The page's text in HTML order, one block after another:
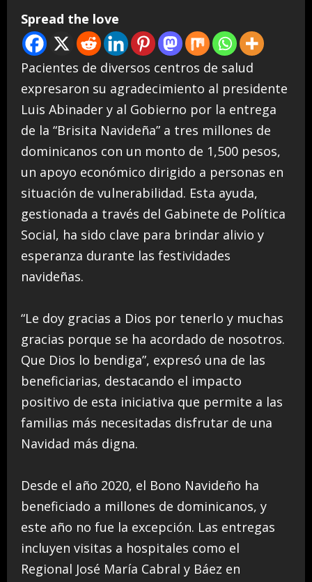
Spread the love
Pacientes de diversos centros de salud
expresaron su agradecimiento al presidente
Luis Abinader y al Gobierno por la entrega
de la “Brisita Navideña” a tres millones de
dominicanos con un monto de 1,500 pesos,
un apoyo económico dirigido a personas en
situación de vulnerabilidad. Esta ayuda,
gestionada a través del Gabinete de Política
Social, ha sido clave para brindar alivio y
esperanza durante las festividades
navideñas.
“Le doy gracias a Dios por tenerlo y muchas
gracias porque se ha acordado de nosotros.
Que Dios lo bendiga”, expresó una de las
beneficiarias, destacando el impacto
positivo de esta iniciativa que permite a las
familias más necesitadas disfrutar de una
Navidad más digna.
Desde el año 2020, el Bono Navideño ha
beneficiado a millones de dominicanos, y
este año no fue la excepción. Las entregas
incluyen visitas a hospitales como el
Regional José María Cabral y Báez en